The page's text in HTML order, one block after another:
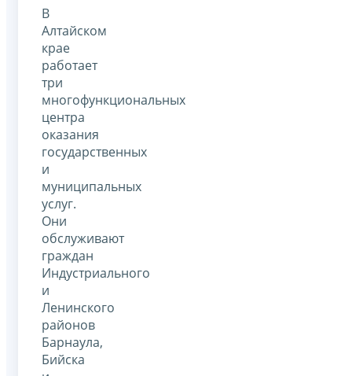
В
Алтайском
крае
работает
три
многофункциональных
центра
оказания
государственных
и
муниципальных
услуг.
Они
обслуживают
граждан
Индустриального
и
Ленинского
районов
Барнаула,
Бийска